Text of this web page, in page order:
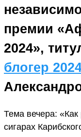
премии
2024»,
блогер
Тема вечера: «Как
сигарах